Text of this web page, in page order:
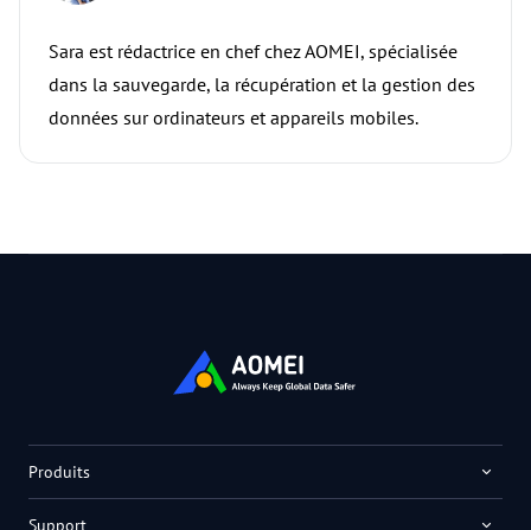
Sara est rédactrice en chef chez AOMEI, spécialisée
dans la sauvegarde, la récupération et la gestion des
données sur ordinateurs et appareils mobiles.
Produits
Support